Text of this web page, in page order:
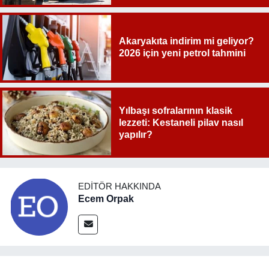
Akaryakıta indirim mi geliyor?
2026 için yeni petrol tahmini
Yılbaşı sofralarının klasik
lezzeti: Kestaneli pilav nasıl
yapılır?
EDITÖR HAKKINDA
Ecem Orpak